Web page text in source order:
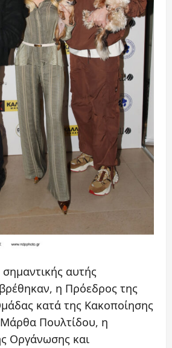
αυτής
η Πρόεδρος της
κατά της Κακοποίησης
Πουλτίδου, η
Οργάνωσης και